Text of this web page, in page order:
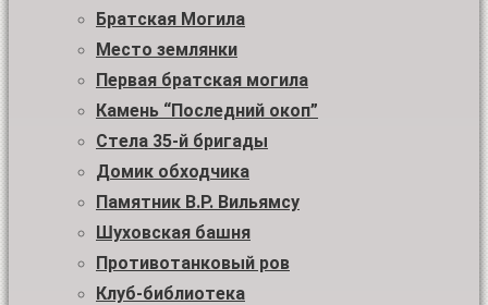
Братская Могила
Место землянки
Первая братская могила
Камень “Последний окоп”
Стела 35-й бригады
Домик обходчика
Памятник В.Р. Вильямсу
Шуховская башня
Противотанковый ров
Клуб-библиотека